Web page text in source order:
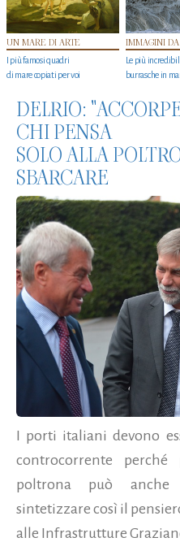
UN MARE DI ARTE
I più famosi quadri
di mare copiati per voi
IMMAGINI DA
Le più
burrasche in
DELRIO:
CHI PENSA
SOLO ALLA
SBARCARE
I porti italiani devono
controcorrente
poltrona può anche
sintetizzare così il
alle Infrastrutture